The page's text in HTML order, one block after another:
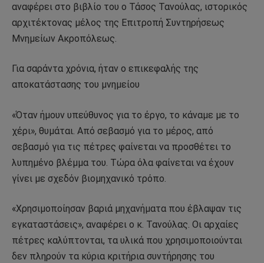
αναφέρει στο βιβλίο του ο Τάσος Τανούλας, ιστορικός
αρχιτέκτονας μέλος της Επιτροπή Συντηρήσεως
Μνημείων Ακροπόλεως.
Για σαράντα χρόνια, ήταν ο επικεφαλής της
αποκατάστασης του μνημείου
«Όταν ήμουν υπεύθυνος για το έργο, το κάναμε με το
χέρι», θυμάται. Από σεβασμό για το μέρος, από
σεβασμό για τις πέτρες φαίνεται να προσθέτει το
λυπημένο βλέμμα του. Τώρα όλα φαίνεται να έχουν
γίνει με σχεδόν βιομηχανικό τρόπο.
«Χρησιμοποίησαν βαριά μηχανήματα που έβλαψαν τις
εγκαταστάσεις», αναφέρει ο κ. Τανούλας. Οι αρχαίες
πέτρες καλύπτονται, τα υλικά που χρησιμοποιούνται
δεν πληρούν τα κύρια κριτήρια συντήρησης του